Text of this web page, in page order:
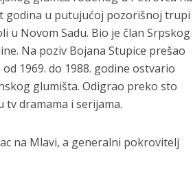
godina u putujućoj pozorišnoj trupi
u Novom Sadu. Bio je član Srpskog
Na poziv Bojana Stupice prešao
1969. do 1988. godine ostvario
glumišta. Odigrao preko sto
dramama i serijama.
na Mlavi, a generalni pokrovitelj